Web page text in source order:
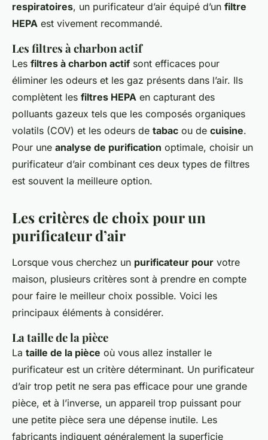
respiratoires, un purificateur d’air équipé d’un filtre
HEPA est vivement recommandé.
Les filtres à charbon actif
Les filtres à charbon actif sont efficaces pour
éliminer les odeurs et les gaz présents dans l’air. Ils
complètent les filtres HEPA en capturant des
polluants gazeux tels que les composés organiques
volatils (COV) et les odeurs de tabac ou de cuisine.
Pour une analyse de purification optimale, choisir un
purificateur d’air combinant ces deux types de filtres
est souvent la meilleure option.
Les critères de choix pour un
purificateur d’air
Lorsque vous cherchez un purificateur pour votre
maison, plusieurs critères sont à prendre en compte
pour faire le meilleur choix possible. Voici les
principaux éléments à considérer.
La taille de la pièce
La taille de la pièce où vous allez installer le
purificateur est un critère déterminant. Un purificateur
d’air trop petit ne sera pas efficace pour une grande
pièce, et à l’inverse, un appareil trop puissant pour
une petite pièce sera une dépense inutile. Les
fabricants indiquent généralement la superficie